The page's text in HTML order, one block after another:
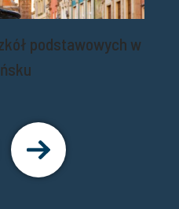
podstawowych w
Pokaż
następny
slajd